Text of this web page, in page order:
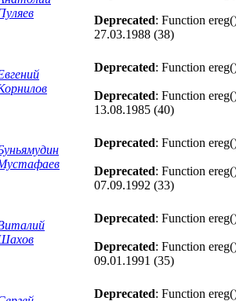
Deprecated: Function
27.03.1988 (38)
Deprecated: Function
Deprecated: Function
13.08.1985 (40)
Deprecated: Function
Deprecated: Function
07.09.1992 (33)
Deprecated: Function
Deprecated: Function
09.01.1991 (35)
Deprecated: Function